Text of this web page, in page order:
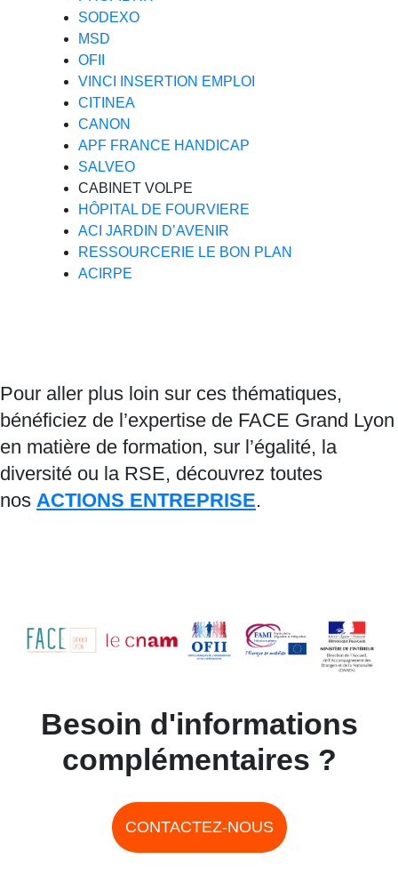
SODEXO
MSD
OFII
VINCI INSERTION EMPLOI
CITINEA
CANON
APF FRANCE HANDICAP
SALVEO
CABINET VOLPE
HÔPITAL DE FOURVIERE
ACI JARDIN D’AVENIR
RESSOURCERIE LE BON PLAN
ACIRPE
Pour aller plus loin sur ces thématiques,
bénéficiez de l’expertise de FACE Grand Lyon
en matière de formation, sur l’égalité, la
diversité ou la RSE, découvrez toutes
nos ACTIONS ENTREPRISE.
Besoin d'informations
complémentaires ?
CONTACTEZ-NOUS